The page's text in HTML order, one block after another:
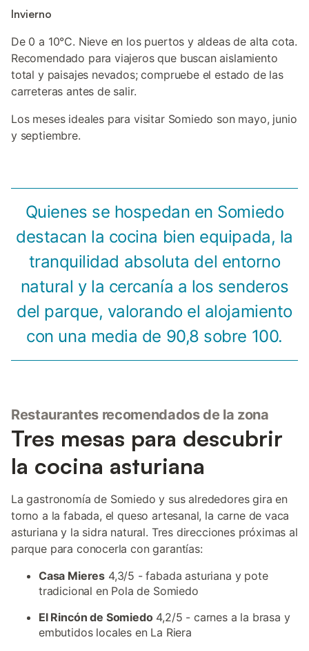
Invierno
De 0 a 10°C. Nieve en los puertos y aldeas de alta cota.
Recomendado para viajeros que buscan aislamiento
total y paisajes nevados; compruebe el estado de las
carreteras antes de salir.
Los meses ideales para visitar Somiedo son mayo, junio
y septiembre.
Quienes se hospedan en Somiedo
destacan la cocina bien equipada, la
tranquilidad absoluta del entorno
natural y la cercanía a los senderos
del parque, valorando el alojamiento
con una media de 90,8 sobre 100.
Restaurantes recomendados de la zona
Tres mesas para descubrir
la cocina asturiana
La gastronomía de Somiedo y sus alrededores gira en
torno a la fabada, el queso artesanal, la carne de vaca
asturiana y la sidra natural. Tres direcciones próximas al
parque para conocerla con garantías:
Casa Mieres 4,3/5 - fabada asturiana y pote
tradicional en Pola de Somiedo
El Rincón de Somiedo4,2/5 - carnes a la brasa y
embutidos locales en La Riera